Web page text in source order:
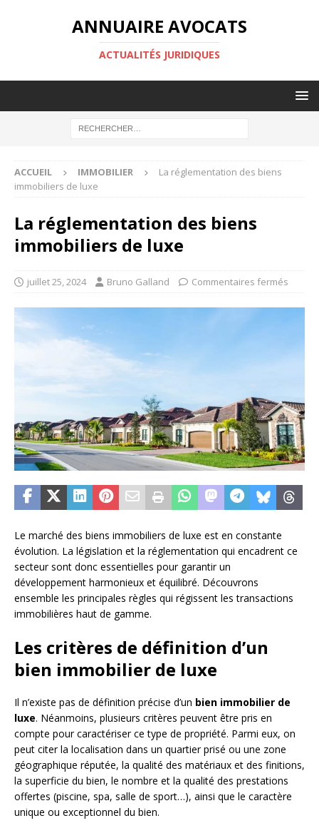
ANNUAIRE AVOCATS
ACTUALITÉS JURIDIQUES
ACCUEIL IMMOBILIER
La réglementation des biens
immobiliers de luxe
La réglementation des biens
immobiliers de luxe
juillet 25, 2024 Bruno Galland Commentaires fermés
Le marché des biens immobiliers de luxe est en constante
évolution. La législation et la réglementation qui encadrent ce
secteur sont donc essentielles pour garantir un
développement harmonieux et équilibré. Découvrons
ensemble les principales règles qui régissent les transactions
immobilières haut de gamme.
Les critères de définition d’un
bien immobilier de luxe
Il n’existe pas de définition précise d’un bien immobilier de
luxe. Néanmoins, plusieurs critères peuvent être pris en
compte pour caractériser ce type de propriété. Parmi eux, on
peut citer la localisation dans un quartier prisé ou une zone
géographique réputée, la qualité des matériaux et des finitions,
la superficie du bien, le nombre et la qualité des prestations
offertes (piscine, spa, salle de sport…), ainsi que le caractère
unique ou exceptionnel du bien.